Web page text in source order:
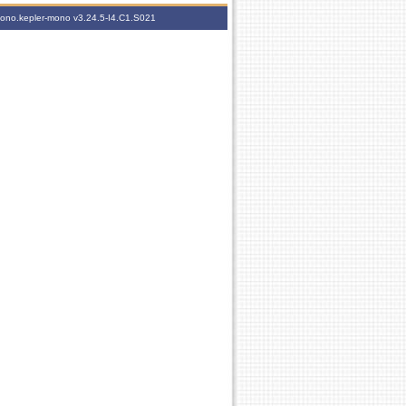
mono v3.24.5-I4.C1.S021